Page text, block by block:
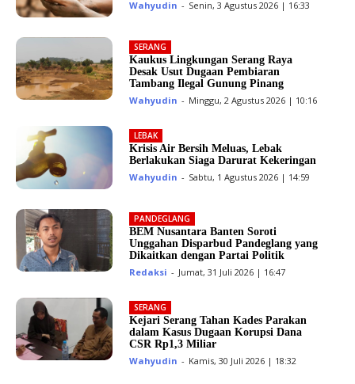
Wahyudin - Senin, 3 Agustus 2026 | 16:33
SERANG
Kaukus Lingkungan Serang Raya
Desak Usut Dugaan Pembiaran
Tambang Ilegal Gunung Pinang
Wahyudin - Minggu, 2 Agustus 2026 | 10:16
LEBAK
Krisis Air Bersih Meluas, Lebak
Berlakukan Siaga Darurat Kekeringan
Wahyudin - Sabtu, 1 Agustus 2026 | 14:59
PANDEGLANG
BEM Nusantara Banten Soroti
Unggahan Disparbud Pandeglang yang
Dikaitkan dengan Partai Politik
Redaksi - Jumat, 31 Juli 2026 | 16:47
SERANG
Kejari Serang Tahan Kades Parakan
dalam Kasus Dugaan Korupsi Dana
CSR Rp1,3 Miliar
Wahyudin - Kamis, 30 Juli 2026 | 18:32